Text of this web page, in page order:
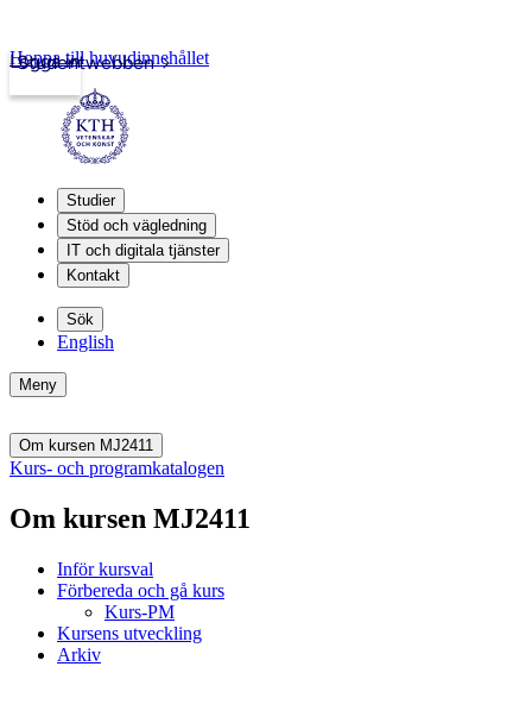
Studentwebben
Logga in
Hoppa till huvudinnehållet
Studier
Stöd och vägledning
IT och digitala tjänster
Kontakt
Sök
English
Meny
Om kursen MJ2411
Kurs- och programkatalogen
Om kursen MJ2411
Inför kursval
Förbereda och gå kurs
Kurs-PM
Kursens utveckling
Arkiv